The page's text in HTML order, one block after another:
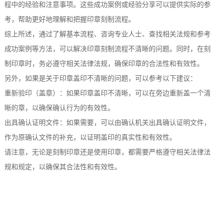
程中的经验和注意事项。这些成功案例或经验分享可以提供实际的参
考，帮助更好地理解和把握印章刻制流程。
综上所述，通过了解基本流程、咨询专业人士、查找相关法规和参考
成功案例等方法，可以解决印章刻制流程不清晰的问题。同时，在刻
制印章时，务必遵守相关法律法规，确保印章的合法性和有效性。
另外，如果是关于印章盖印不清晰的问题，可以参考以下建议：
重新验印（盖章）：如果印章盖印不清晰，可以在旁边重新盖一个清
晰的章，以确保确认行为的有效性。
出具确认证明文件：如果需要，可以由确认机关出具确认证明文件，
作为原确认文件的补充，以证明盖印的真实性和有效性。
请注意，无论是刻制印章还是使用印章，都需要严格遵守相关法律法
规和规定，以确保其合法性和有效性。